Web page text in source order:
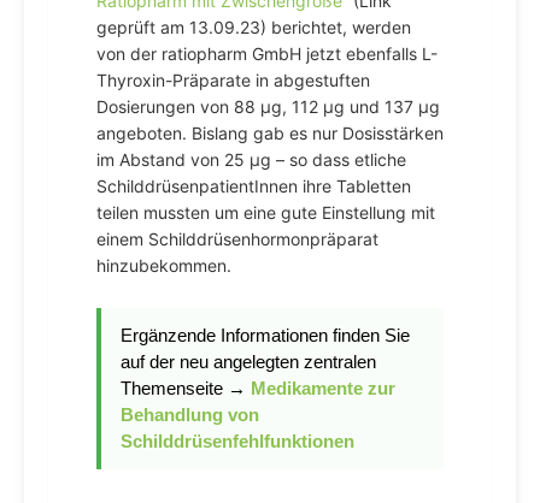
geprüft am 13.09.23) berichtet, werden
von der ratiopharm GmbH jetzt ebenfalls L-
Thyroxin-Präparate in abgestuften
Dosierungen von 88 µg, 112 µg und 137 µg
angeboten. Bislang gab es nur Dosisstärken
im Abstand von 25 µg – so dass etliche
SchilddrüsenpatientInnen ihre Tabletten
teilen mussten um eine gute Einstellung mit
einem Schilddrüsenhormonpräparat
hinzubekommen.
Ergänzende Informationen finden Sie
auf der neu angelegten zentralen
Themenseite → Medikamente zur
Behandlung von
Schilddrüsenfehlfunktionen